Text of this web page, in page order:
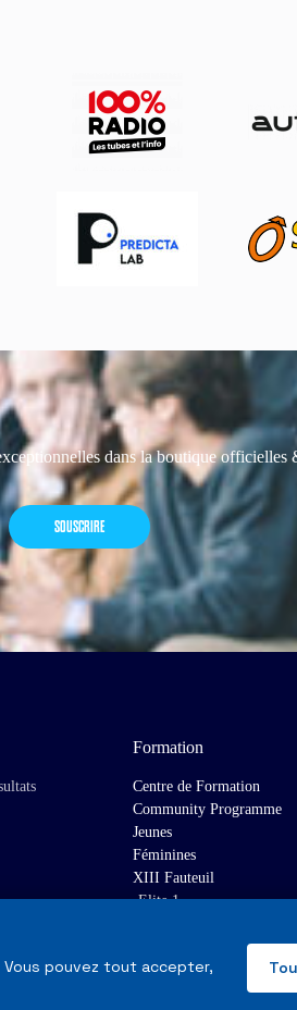
dans la boutique officielles
SOUSCRIRE
Formation
Centre de Formation
Community Programme
Jeunes
Féminines
XIII Fauteuil
Elite 1
pouvez tout accepter,